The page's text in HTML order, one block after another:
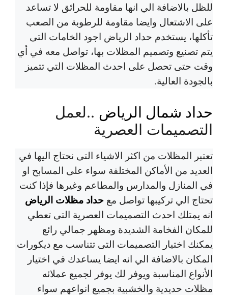
للظل بالاضافة الي انها مقاومة للحرائق لا تساعد
على الاشتعال وايضا مقاومة للرطوبة من الصعب
تأكلها، يستخدم حداد الرياض اجود الخامات التى
يتم تصنيع وتصميم المظلات بها، تواصل معه في أي
وقت حتى تحصل على احدث المظلات التي تتميز
بالجودة العالية.
حداد شمال الرياض ..لعمل
التصميمات العصرية
تعتبر المظلات من اكثر الاشياء التى نحتاج اليها في
العديد من الأماكن المختلفة سواء على المسابح او
في المنازل والمدارس والمطاعم وغيرها فإذا كنت
تحتاج الي تركيبها تواصل مع حداد مظلات الرياض
انه يمتلك احدث التصميمات العصرية التى تعطي
للمكان الفخامة الشديدة ومظهر جمالي رائع
يمكنك اختيار التصميمات التى تتناسب مع ديكورات
المكان بالاضافة الي انه ايضا يساعدك في اختيار
الأنواع المناسبة ويوفر لك يوفر لجميع عملائه
مظلات حديدية والخشبية بجميع انواعهم سواء